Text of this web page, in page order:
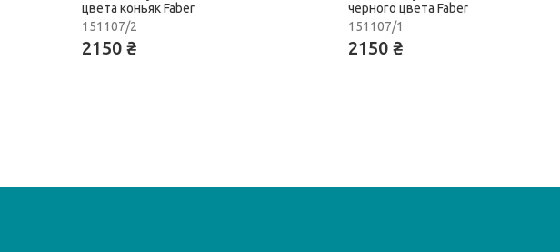
цвета коньяк Faber
151107/2
2150 ₴
черного цвета Faber
151107/1
2150 ₴